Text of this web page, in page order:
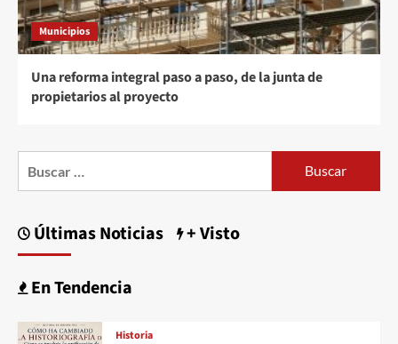
Municipios
Una reforma integral paso a paso, de la junta de
propietarios al proyecto
Últimas Noticias + Visto
En Tendencia
Historia